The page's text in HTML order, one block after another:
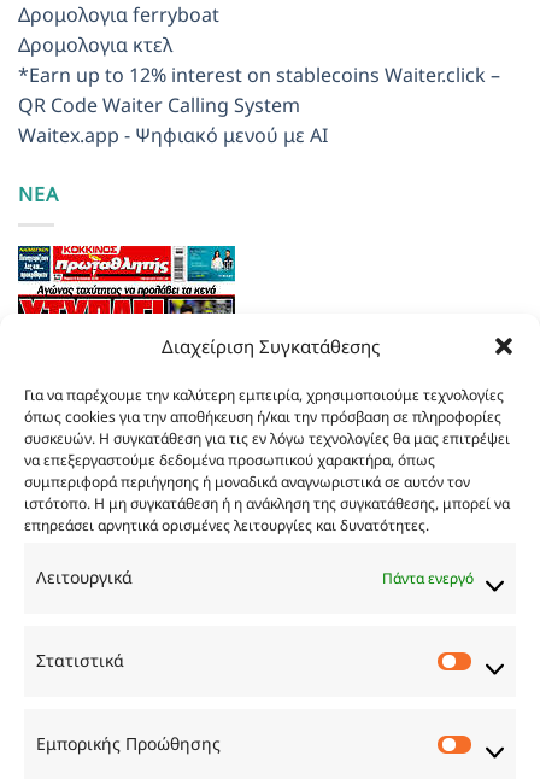
Διαχείριση Συγκατάθεσης
Για να παρέχουμε την καλύτερη εμπειρία, χρησιμοποιούμε τεχνολογίες
όπως cookies για την αποθήκευση ή/και την πρόσβαση σε πληροφορίες
συσκευών. Η συγκατάθεση για τις εν λόγω τεχνολογίες θα μας επιτρέψει
να επεξεργαστούμε δεδομένα προσωπικού χαρακτήρα, όπως
συμπεριφορά περιήγησης ή μοναδικά αναγνωριστικά σε αυτόν τον
ιστότοπο. Η μη συγκατάθεση ή η ανάκληση της συγκατάθεσης, μπορεί να
επηρεάσει αρνητικά ορισμένες λειτουργίες και δυνατότητες.
Λειτουργικά Πάντα ενεργό
Στατιστικά
Εμπορικής Προώθησης
Δρομολογια ferryboat
Δρομολογια κτελ
*Earn up to 12% interest on stablecoins Waiter.click –
QR Code Waiter Calling System
Waitex.app - Ψηφιακό μενού με AI
ΝΕΑ